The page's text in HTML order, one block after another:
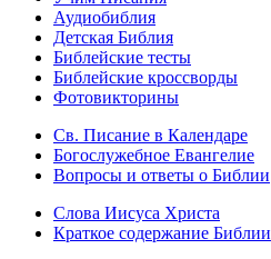
Аудиобиблия
Детская Библия
Библейские тесты
Библейские кроссворды
Фотовикторины
Св. Писание в Календаре
Богослужебное Евангелие
Вопросы и ответы о Библии
Слова Иисуса Христа
Краткое содержание Библии